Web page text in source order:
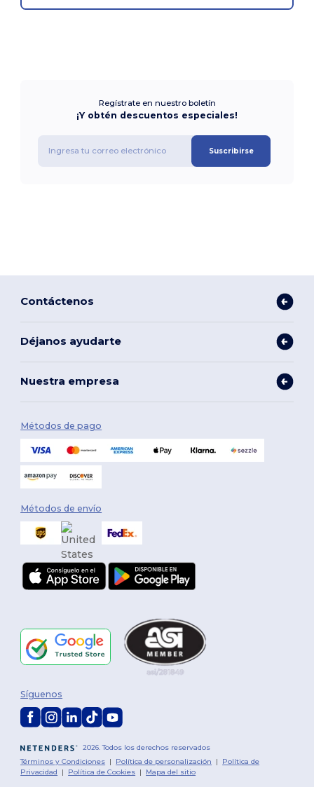
Regístrate en nuestro boletín
¡Y obtén descuentos especiales!
Suscribirse
Contáctenos
Déjanos ayudarte
Nuestra empresa
Métodos de pago
Métodos de envío
2026. Todos los derechos reservados
Términos y Condiciones | Política de personalización | Política de
Privacidad | Política de Cookies | Mapa del sitio
Síguenos